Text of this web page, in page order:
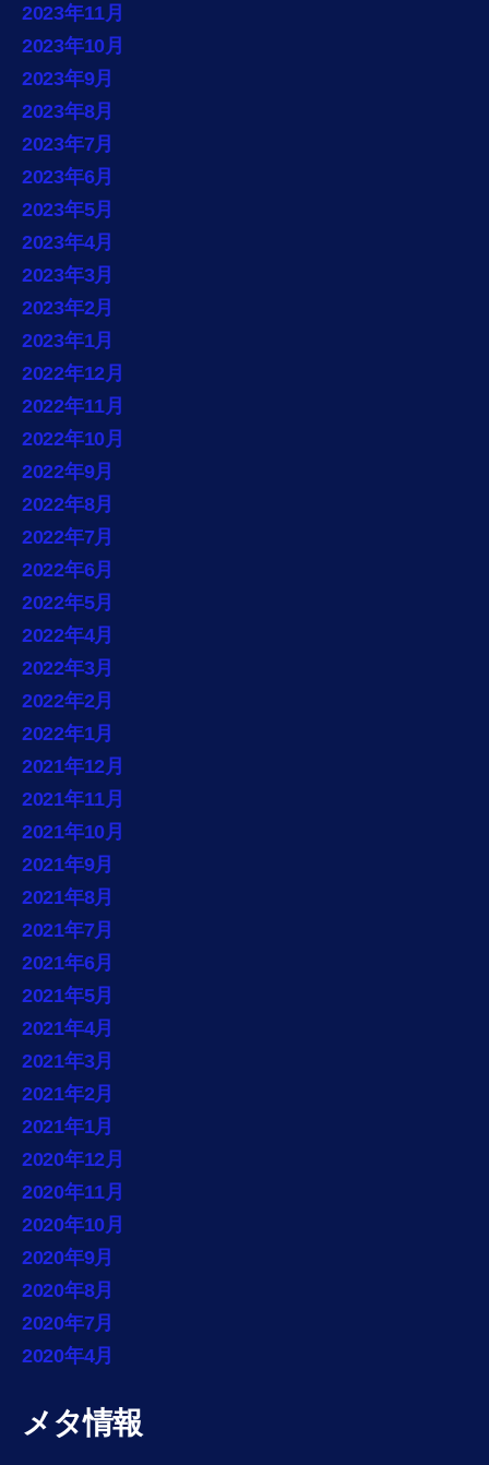
2023年11月
2023年10月
2023年9月
2023年8月
2023年7月
2023年6月
2023年5月
2023年4月
2023年3月
2023年2月
2023年1月
2022年12月
2022年11月
2022年10月
2022年9月
2022年8月
2022年7月
2022年6月
2022年5月
2022年4月
2022年3月
2022年2月
2022年1月
2021年12月
2021年11月
2021年10月
2021年9月
2021年8月
2021年7月
2021年6月
2021年5月
2021年4月
2021年3月
2021年2月
2021年1月
2020年12月
2020年11月
2020年10月
2020年9月
2020年8月
2020年7月
2020年4月
メタ情報